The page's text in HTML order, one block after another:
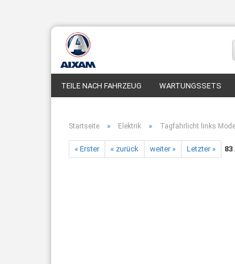
TEILE NACH FAHRZEUG WARTUNGSSETS
Startseite » Elektrik » Tagfahrlicht links
« Erster « zurück weiter » Letzter » 83